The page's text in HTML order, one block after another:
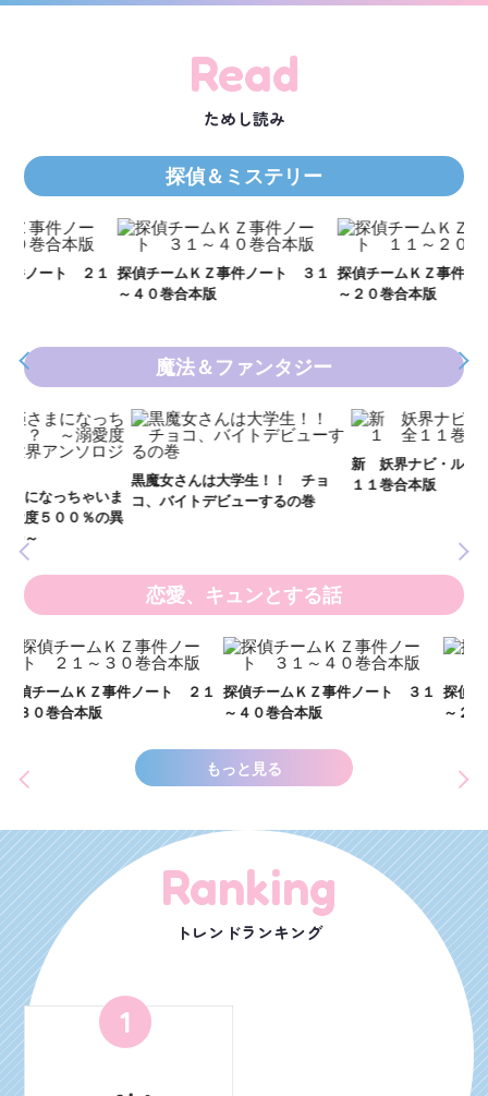
Read
ためし読み
探偵＆ミステリー
探偵チームＫＺ事件ノート ３１
～４０巻合本版
探偵チームＫＺ事件ノート １１
～２０巻合本版
魔法＆ファンタジー
黒魔女さんは大学生！！ チョ
コ、バイトデビューするの巻
新 妖界ナビ・ルナ１～１１ 全
１１巻合本版
恋愛、キュンとする話
探偵チームＫＺ事件ノート ３１
～４０巻合本版
探偵チームＫＺ事件ノート １１
～２０巻合本版
もっと見る
Ranking
トレンドランキング
1